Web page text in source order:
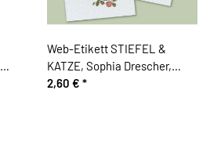
Web-Etikett STIEFEL &
KATZE, Sophia Drescher,
Acufactum
2,60 € *